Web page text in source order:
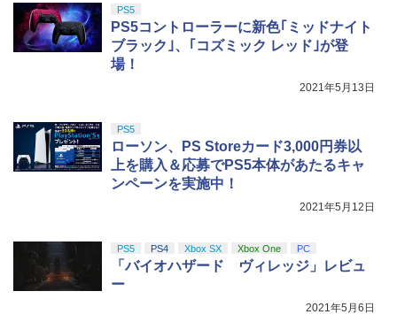
PS5
PS5コントローラーに新色｢ミッドナイト
ブラック｣、｢コズミック レッド｣が登
場！
2021年5月13日
PS5
ローソン、PS Storeカード3,000円券以
上を購入＆応募でPS5本体があたるキャ
ンペーンを実施中！
2021年5月12日
PS5 PS4 Xbox SX Xbox One PC
「バイオハザード ヴィレッジ」レビュ
ー
2021年5月6日